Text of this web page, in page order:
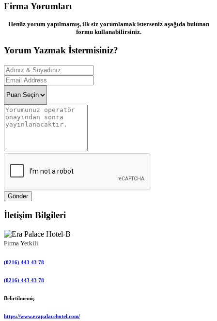
Firma Yorumları
Henüz yorum yapılmamış, ilk siz yorumlamak isterseniz aşağıda bulunan
formu kullanabilirsiniz.
Yorum Yazmak İstermisiniz?
Gönder
İletişim Bilgileri
Firma Yetkili
(0216) 443 43 78
(0216) 443 43 78
Belirtilmemiş
https://www.erapalacehotel.com/